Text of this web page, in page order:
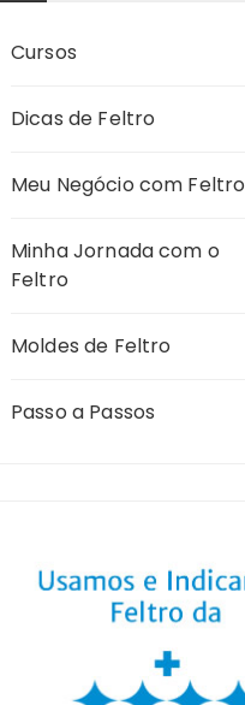
Cursos
Dicas de Feltro
Meu Negócio com Feltro
Minha Jornada com o
Feltro
Moldes de Feltro
Passo a Passos